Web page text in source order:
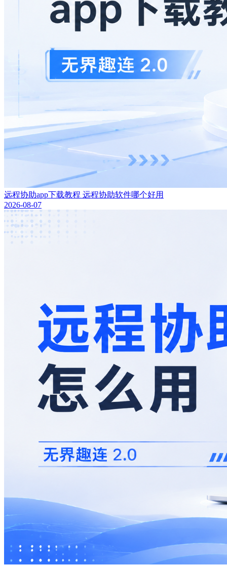
远程协助app下载教程 远程协助软件哪个好用
2026-08-07